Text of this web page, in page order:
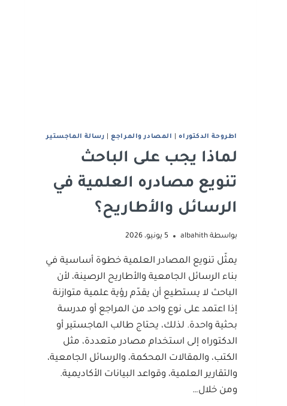
اطروحة الدكتوراه| اﻟﻤﺼﺎدر واﻟﻤﺮاﺟﻊ رﺳﺎﻟﺔ اﻟﻤﺎﺟﺴﺘﻴﺮ
لماذا يجب على الباحث
تنويع مصادره العلمية في
الرسائل والأطاريح؟
بواسطة albahith 5 يونيو، 2026
يمثّل تنويع المصادر العلمية خطوة أساسية في
بناء الرسائل الجامعية والأطاريح الرصينة، لأن
الباحث لا يستطيع أن يقدّم رؤية علمية متوازنة
إذا اعتمد على نوع واحد من المراجع أو مدرسة
بحثية واحدة. لذلك، يحتاج طالب الماجستير أو
الدكتوراه إلى استخدام مصادر متعددة، مثل
الكتب، والمقالات المحكمة، والرسائل الجامعية،
والتقارير العلمية، وقواعد البيانات الأكاديمية.
ومن خلال…